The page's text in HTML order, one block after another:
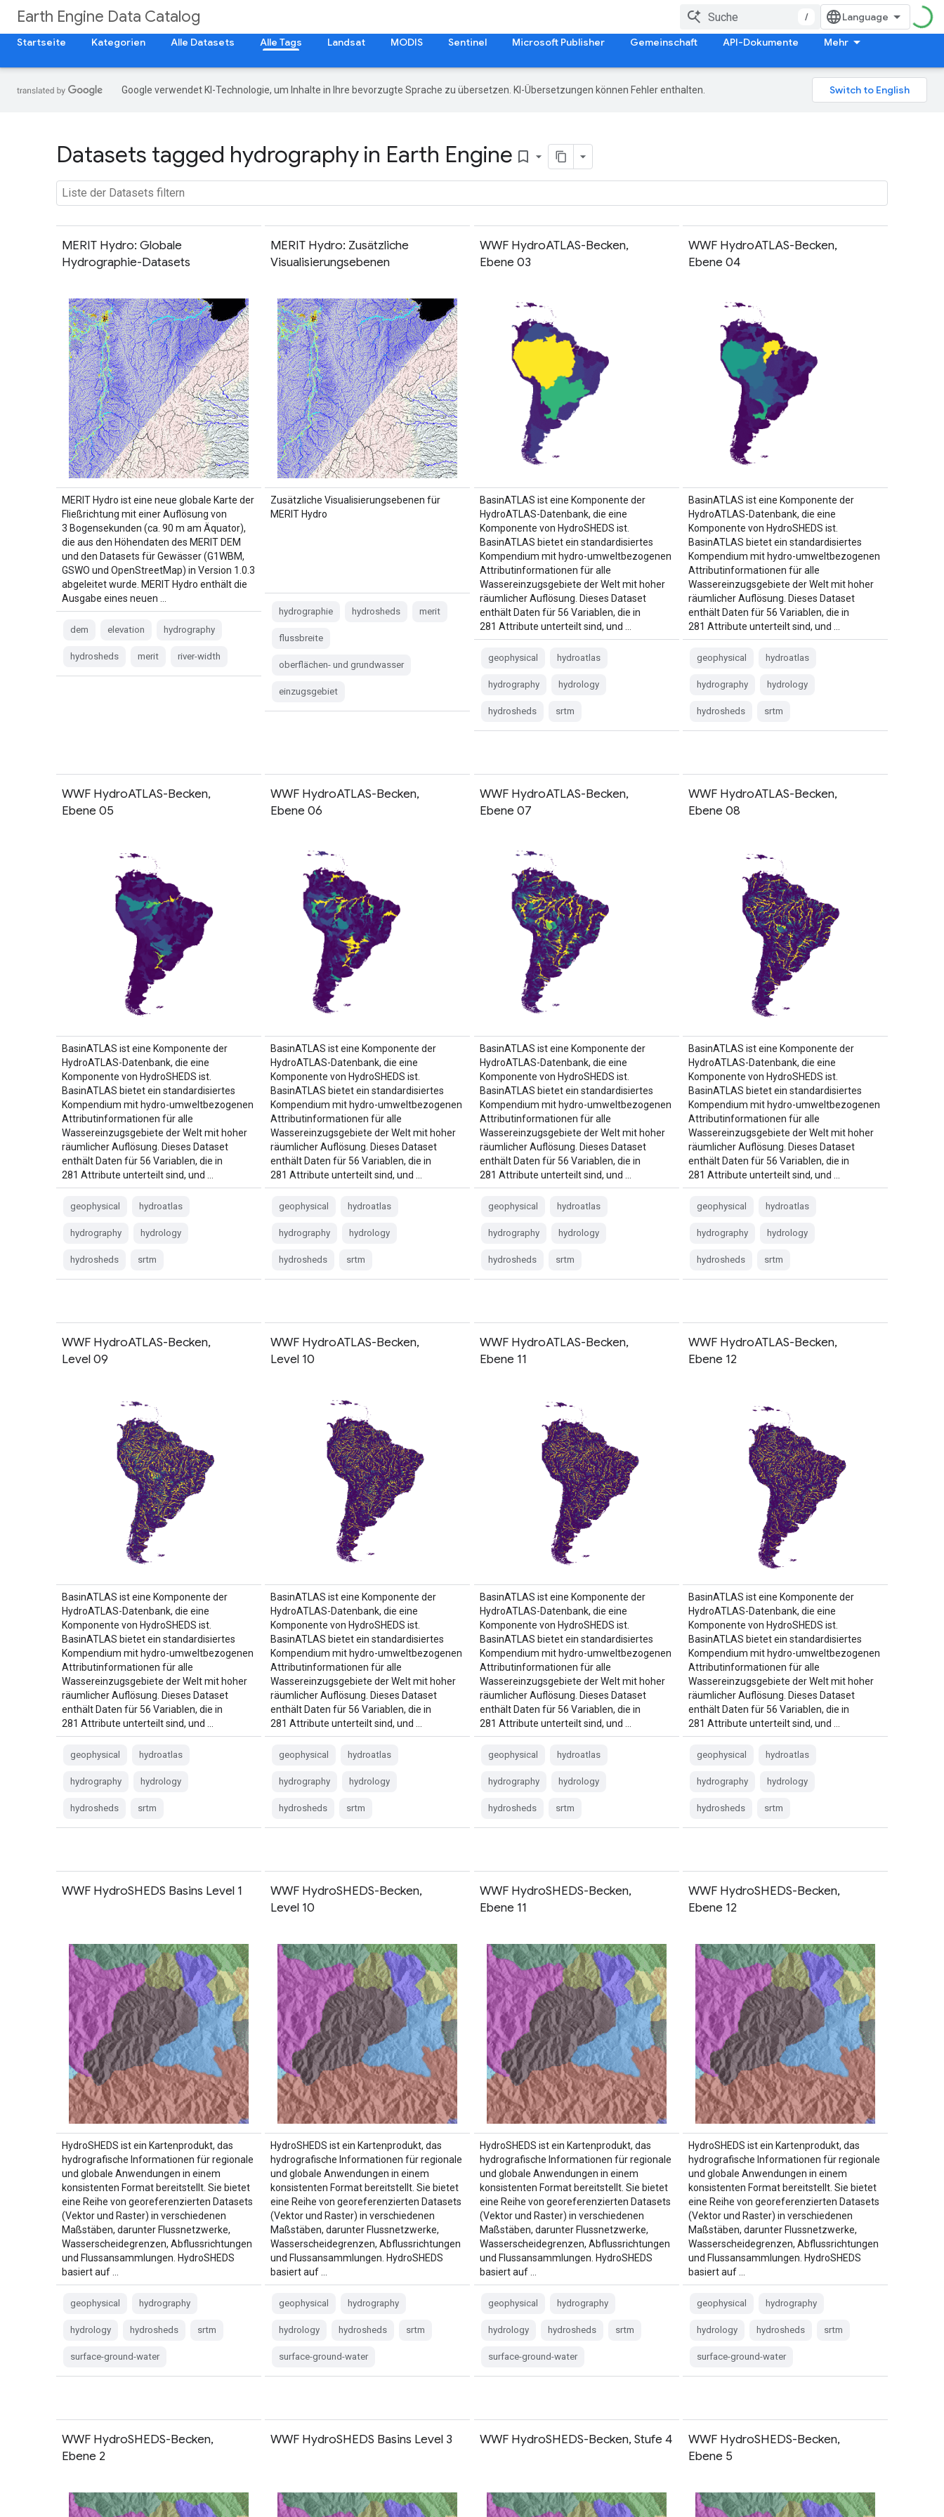
Earth Engine Data Catalog
/
Startseite
Kategorien Alle Datasets Alle Tags Landsat MODIS Sentinel Microsoft Publisher Gemeinschaft API-Dokumente Mehr
Google verwendet KI-Technologie, um Inhalte in Ihre bevorzugte Sprache zu übersetzen. KI-Übersetzungen können Fehler enthalten.
Datasets tagged hydrography in Earth Engine bookmark_border
MERIT Hydro: Globale
Hydrographie-Datasets
MERIT Hydro ist eine neue globale Karte der
Fließrichtung mit einer Auflösung von
3 Bogensekunden (ca. 90 m am Äquator),
die aus den Höhendaten des MERIT DEM
und den Datasets für Gewässer (G1WBM,
GSWO und OpenStreetMap) in Version 1.0.3
abgeleitet wurde. MERIT Hydro enthält die
Ausgabe eines neuen …
dem elevation hydrography
hydrosheds merit river-width
MERIT Hydro: Zusätzliche
Visualisierungsebenen
Zusätzliche Visualisierungsebenen für
MERIT Hydro
hydrographie hydrosheds merit
flussbreite
oberflächen- und grundwasser
einzugsgebiet
WWF HydroATLAS-Becken,
Ebene 03
BasinATLAS ist eine Komponente der
HydroATLAS-Datenbank, die eine
Komponente von HydroSHEDS ist.
BasinATLAS bietet ein standardisiertes
Kompendium mit hydro-umweltbezogenen
Attributinformationen für alle
Wassereinzugsgebiete der Welt mit hoher
räumlicher Auflösung. Dieses Dataset
enthält Daten für 56 Variablen, die in
281 Attribute unterteilt sind, und …
geophysical hydroatlas
hydrography hydrology
hydrosheds srtm
WWF HydroATLAS-Becken,
Ebene 04
BasinATLAS ist eine Komponente der
HydroATLAS-Datenbank, die eine
Komponente von HydroSHEDS ist.
BasinATLAS bietet ein standardisiertes
Kompendium mit hydro-umweltbezogenen
Attributinformationen für alle
Wassereinzugsgebiete der Welt mit hoher
räumlicher Auflösung. Dieses Dataset
enthält Daten für 56 Variablen, die in
281 Attribute unterteilt sind, und …
geophysical hydroatlas
hydrography hydrology
hydrosheds srtm
WWF HydroATLAS-Becken,
Ebene 05
BasinATLAS ist eine Komponente der
HydroATLAS-Datenbank, die eine
Komponente von HydroSHEDS ist.
BasinATLAS bietet ein standardisiertes
Kompendium mit hydro-umweltbezogenen
Attributinformationen für alle
Wassereinzugsgebiete der Welt mit hoher
räumlicher Auflösung. Dieses Dataset
enthält Daten für 56 Variablen, die in
281 Attribute unterteilt sind, und …
geophysical hydroatlas
hydrography hydrology
hydrosheds srtm
WWF HydroATLAS-Becken,
Ebene 06
BasinATLAS ist eine Komponente der
HydroATLAS-Datenbank, die eine
Komponente von HydroSHEDS ist.
BasinATLAS bietet ein standardisiertes
Kompendium mit hydro-umweltbezogenen
Attributinformationen für alle
Wassereinzugsgebiete der Welt mit hoher
räumlicher Auflösung. Dieses Dataset
enthält Daten für 56 Variablen, die in
281 Attribute unterteilt sind, und …
geophysical hydroatlas
hydrography hydrology
hydrosheds srtm
WWF HydroATLAS-Becken,
Ebene 07
BasinATLAS ist eine Komponente der
HydroATLAS-Datenbank, die eine
Komponente von HydroSHEDS ist.
BasinATLAS bietet ein standardisiertes
Kompendium mit hydro-umweltbezogenen
Attributinformationen für alle
Wassereinzugsgebiete der Welt mit hoher
räumlicher Auflösung. Dieses Dataset
enthält Daten für 56 Variablen, die in
281 Attribute unterteilt sind, und …
geophysical hydroatlas
hydrography hydrology
hydrosheds srtm
WWF HydroATLAS-Becken,
Ebene 08
BasinATLAS ist eine Komponente der
HydroATLAS-Datenbank, die eine
Komponente von HydroSHEDS ist.
BasinATLAS bietet ein standardisiertes
Kompendium mit hydro-umweltbezogenen
Attributinformationen für alle
Wassereinzugsgebiete der Welt mit hoher
räumlicher Auflösung. Dieses Dataset
enthält Daten für 56 Variablen, die in
281 Attribute unterteilt sind, und …
geophysical hydroatlas
hydrography hydrology
hydrosheds srtm
WWF HydroATLAS-Becken,
Level 09
BasinATLAS ist eine Komponente der
HydroATLAS-Datenbank, die eine
Komponente von HydroSHEDS ist.
BasinATLAS bietet ein standardisiertes
Kompendium mit hydro-umweltbezogenen
Attributinformationen für alle
Wassereinzugsgebiete der Welt mit hoher
räumlicher Auflösung. Dieses Dataset
enthält Daten für 56 Variablen, die in
281 Attribute unterteilt sind, und …
geophysical hydroatlas
hydrography hydrology
hydrosheds srtm
WWF HydroATLAS-Becken,
Level 10
BasinATLAS ist eine Komponente der
HydroATLAS-Datenbank, die eine
Komponente von HydroSHEDS ist.
BasinATLAS bietet ein standardisiertes
Kompendium mit hydro-umweltbezogenen
Attributinformationen für alle
Wassereinzugsgebiete der Welt mit hoher
räumlicher Auflösung. Dieses Dataset
enthält Daten für 56 Variablen, die in
281 Attribute unterteilt sind, und …
geophysical hydroatlas
hydrography hydrology
hydrosheds srtm
WWF HydroATLAS-Becken,
Ebene 11
BasinATLAS ist eine Komponente der
HydroATLAS-Datenbank, die eine
Komponente von HydroSHEDS ist.
BasinATLAS bietet ein standardisiertes
Kompendium mit hydro-umweltbezogenen
Attributinformationen für alle
Wassereinzugsgebiete der Welt mit hoher
räumlicher Auflösung. Dieses Dataset
enthält Daten für 56 Variablen, die in
281 Attribute unterteilt sind, und …
geophysical hydroatlas
hydrography hydrology
hydrosheds srtm
WWF HydroATLAS-Becken,
Ebene 12
BasinATLAS ist eine Komponente der
HydroATLAS-Datenbank, die eine
Komponente von HydroSHEDS ist.
BasinATLAS bietet ein standardisiertes
Kompendium mit hydro-umweltbezogenen
Attributinformationen für alle
Wassereinzugsgebiete der Welt mit hoher
räumlicher Auflösung. Dieses Dataset
enthält Daten für 56 Variablen, die in
281 Attribute unterteilt sind, und …
geophysical hydroatlas
hydrography hydrology
hydrosheds srtm
WWF HydroSHEDS Basins Level 1
HydroSHEDS ist ein Kartenprodukt, das
hydrografische Informationen für regionale
und globale Anwendungen in einem
konsistenten Format bereitstellt. Sie bietet
eine Reihe von georeferenzierten Datasets
(Vektor und Raster) in verschiedenen
Maßstäben, darunter Flussnetzwerke,
Wasserscheidegrenzen, Abflussrichtungen
und Flussansammlungen. HydroSHEDS
basiert auf …
geophysical hydrography
hydrology hydrosheds srtm
surface-ground-water
WWF HydroSHEDS-Becken,
Level 10
HydroSHEDS ist ein Kartenprodukt, das
hydrografische Informationen für regionale
und globale Anwendungen in einem
konsistenten Format bereitstellt. Sie bietet
eine Reihe von georeferenzierten Datasets
(Vektor und Raster) in verschiedenen
Maßstäben, darunter Flussnetzwerke,
Wasserscheidegrenzen, Abflussrichtungen
und Flussansammlungen. HydroSHEDS
basiert auf …
geophysical hydrography
hydrology hydrosheds srtm
surface-ground-water
WWF HydroSHEDS-Becken,
Ebene 11
HydroSHEDS ist ein Kartenprodukt, das
hydrografische Informationen für regionale
und globale Anwendungen in einem
konsistenten Format bereitstellt. Sie bietet
eine Reihe von georeferenzierten Datasets
(Vektor und Raster) in verschiedenen
Maßstäben, darunter Flussnetzwerke,
Wasserscheidegrenzen, Abflussrichtungen
und Flussansammlungen. HydroSHEDS
basiert auf …
geophysical hydrography
hydrology hydrosheds srtm
surface-ground-water
WWF HydroSHEDS-Becken,
Ebene 12
HydroSHEDS ist ein Kartenprodukt, das
hydrografische Informationen für regionale
und globale Anwendungen in einem
konsistenten Format bereitstellt. Sie bietet
eine Reihe von georeferenzierten Datasets
(Vektor und Raster) in verschiedenen
Maßstäben, darunter Flussnetzwerke,
Wasserscheidegrenzen, Abflussrichtungen
und Flussansammlungen. HydroSHEDS
basiert auf …
geophysical hydrography
hydrology hydrosheds srtm
surface-ground-water
WWF HydroSHEDS-Becken,
Ebene 2
WWF HydroSHEDS Basins Level 3 WWF HydroSHEDS-Becken, Stufe 4
WWF HydroSHEDS-Becken,
Ebene 5